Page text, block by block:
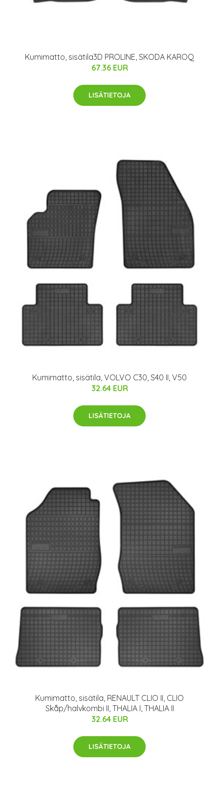
Kumimatto, sisätila3D PROLINE, SKODA KAROQ
67.36 EUR
LISÄTIETOJA
Kumimatto, sisätila, VOLVO C30, S40 II, V50
32.64 EUR
LISÄTIETOJA
Kumimatto, sisätila, RENAULT CLIO II, CLIO
Skåp/halvkombi II, THALIA I, THALIA II
32.64 EUR
LISÄTIETOJA